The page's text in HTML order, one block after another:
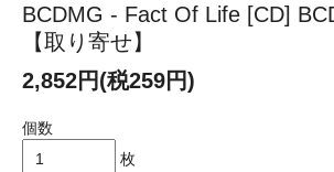
BCDMG - Fact Of Life [CD]
【取り寄せ】
2,852円(税259円)
個数
枚